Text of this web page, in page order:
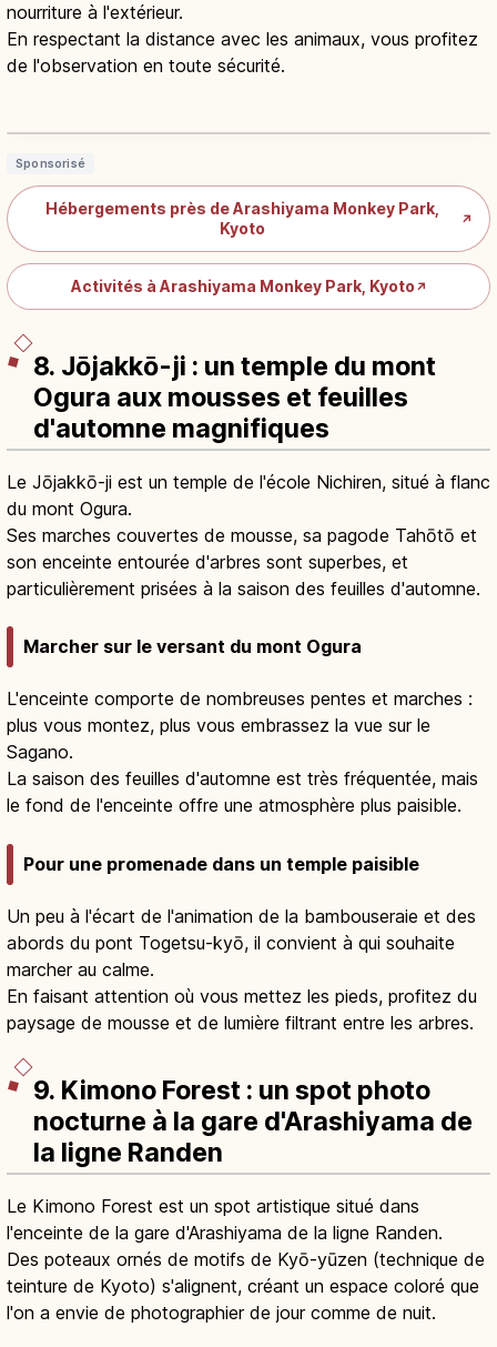
nourriture à l'extérieur.
En respectant la distance avec les animaux, vous profitez
de l'observation en toute sécurité.
Sponsorisé
Hébergements près de Arashiyama Monkey Park,
Kyoto
↗
Activités à Arashiyama Monkey Park, Kyoto ↗
8. Jōjakkō-ji : un temple du mont
Ogura aux mousses et feuilles
d'automne magnifiques
Le Jōjakkō-ji est un temple de l'école Nichiren, situé à flanc
du mont Ogura.
Ses marches couvertes de mousse, sa pagode Tahōtō et
son enceinte entourée d'arbres sont superbes, et
particulièrement prisées à la saison des feuilles d'automne.
Marcher sur le versant du mont Ogura
L'enceinte comporte de nombreuses pentes et marches :
plus vous montez, plus vous embrassez la vue sur le
Sagano.
La saison des feuilles d'automne est très fréquentée, mais
le fond de l'enceinte offre une atmosphère plus paisible.
Pour une promenade dans un temple paisible
Un peu à l'écart de l'animation de la bambouseraie et des
abords du pont Togetsu-kyō, il convient à qui souhaite
marcher au calme.
En faisant attention où vous mettez les pieds, profitez du
paysage de mousse et de lumière filtrant entre les arbres.
9. Kimono Forest : un spot photo
nocturne à la gare d'Arashiyama de
la ligne Randen
Le Kimono Forest est un spot artistique situé dans
l'enceinte de la gare d'Arashiyama de la ligne Randen.
Des poteaux ornés de motifs de Kyō-yūzen (technique de
teinture de Kyoto) s'alignent, créant un espace coloré que
l'on a envie de photographier de jour comme de nuit.